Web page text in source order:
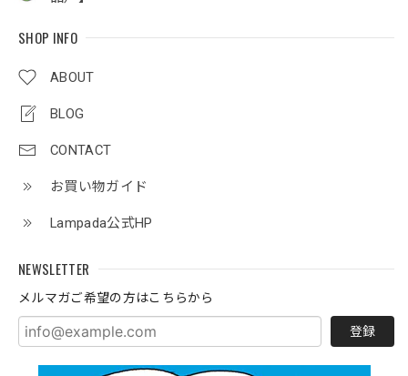
SHOP INFO
ABOUT
BLOG
CONTACT
お買い物ガイド
Lampada公式HP
NEWSLETTER
メルマガご希望の方はこちらから
登録